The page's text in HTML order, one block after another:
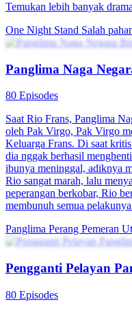
Temukan lebih banyak
One Night Stand Salah
Panglima Naga
80 Episodes
Saat Rio Frans, Panglima
oleh Pak Virgo, Pak Virgo
Keluarga Frans. Di saat
dia nggak berhasil
ibunya meninggal, adiknya
Rio sangat marah, lalu
peperangan berkobar, Rio
membunuh semua
Panglima Perang Pemeran
Pengganti Pelayan
80 Episodes